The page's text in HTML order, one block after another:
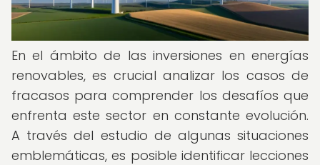
En el ámbito de las inversiones en energías
renovables, es crucial analizar los casos de
fracasos para comprender los desafíos que
enfrenta este sector en constante evolución.
A través del estudio de algunas situaciones
emblemáticas, es posible identificar lecciones